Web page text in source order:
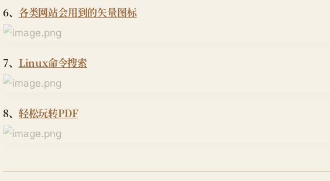
6、 各类网站会用到的矢量图标
7、 Linux命令搜索
8、 轻松玩转PDF